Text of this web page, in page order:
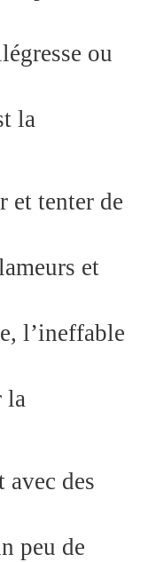
ou
la
et tenter de
et
l’ineffable
la
avec des
peu de